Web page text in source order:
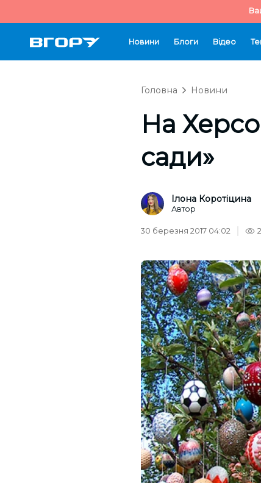
Новини Блоги Відео
Головна Новини
На
сади»
Ілона Коротіцина
Автор
30 березня 2017 04:02